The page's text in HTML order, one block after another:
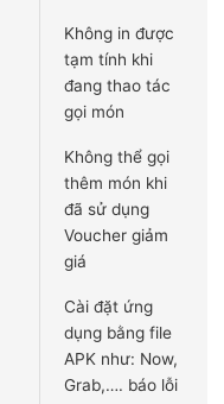
Không in được
tạm tính khi
đang thao tác
gọi món
Không thể gọi
thêm món khi
đã sử dụng
Voucher giảm
giá
Cài đặt ứng
dụng bằng file
APK như: Now,
Grab,…. báo lỗi